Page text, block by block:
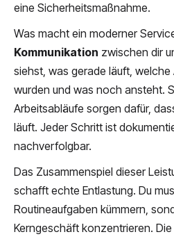
eine Sicherheitsmaßnahme.
Was macht ein moderner
Kommunikation zwischen dir
siehst, was gerade läuft,
wurden und was noch ansteht.
Arbeitsabläufe sorgen dafür,
läuft. Jeder Schritt ist
nachverfolgbar.
Das Zusammenspiel dieser
schafft echte Entlastung. Du
Routineaufgaben kümmern,
Kerngeschäft konzentrieren.